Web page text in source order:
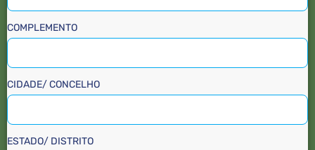
COMPLEMENTO
CIDADE/ CONCELHO
ESTADO/ DISTRITO